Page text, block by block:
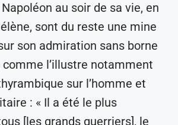
au soir de sa vie, en
sont du reste une mine
son admiration sans borne
comme l’illustre notamment
sur l’homme et
: « Il a été le plus
[les grands guerriers], le